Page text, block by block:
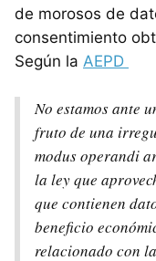
de morosos de
consentimiento
Según la AEPD
No estamos ante
fruto de una
modus operandi
la ley que
que contienen
beneficio
relacionado con